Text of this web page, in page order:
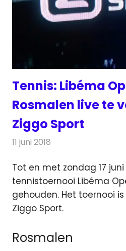
Tennis: Libéma
Rosmalen live te
Ziggo Sport
11 juni 2018
Tot en met zondag 17
tennistoernooi Libéma
gehouden. Het toernooi
Ziggo Sport.
Rosmalen